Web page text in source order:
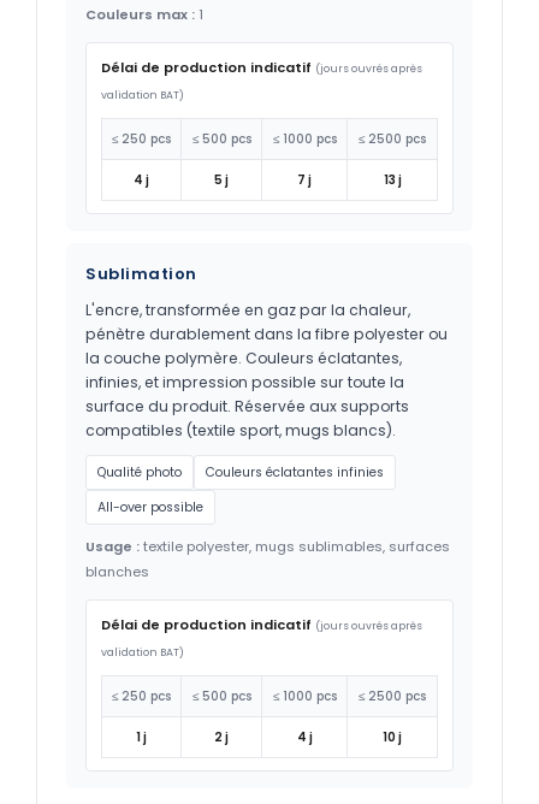
Couleurs max : 1
Délai de production indicatif (jours ouvrés après
validation BAT)
≤ 250 pcs ≤ 500 pcs ≤ 1000 pcs ≤ 2500 pcs
4 j 5 j 7 j 13 j
Sublimation
L'encre, transformée en gaz par la chaleur,
pénètre durablement dans la fibre polyester ou
la couche polymère. Couleurs éclatantes,
infinies, et impression possible sur toute la
surface du produit. Réservée aux supports
compatibles (textile sport, mugs blancs).
Qualité photo
Couleurs éclatantes infinies
All-over possible
Usage :textile polyester, mugs sublimables, surfaces
blanches
Délai de production indicatif (jours ouvrés après
validation BAT)
≤ 250 pcs ≤ 500 pcs ≤ 1000 pcs ≤ 2500 pcs
1 j 2 j 4 j 10 j